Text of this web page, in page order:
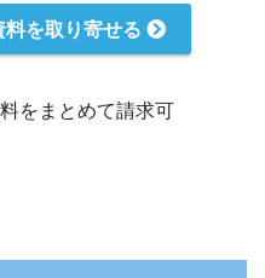
を取り寄せる
をまとめて請求可